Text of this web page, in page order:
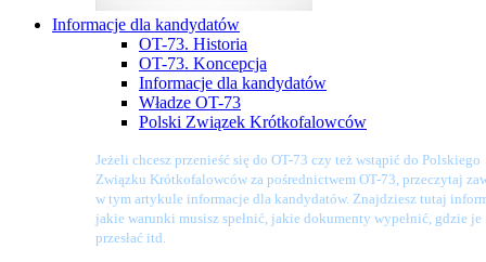
Informacje dla kandydatów
OT-73. Historia
OT-73. Koncepcja
Informacje dla kandydatów
Władze OT-73
Polski Związek Krótkofalowców
Jeżeli chcesz przenieść się do OT-73 czy też wstąpić do Polskiego
Związku Krótkofalowców za pośrednictwem OT-73, przeczytaj
w tym artykule informacje dla kandydatów. Znajdziesz tutaj
jakie warunki musisz spełnić, jakie dokumenty wypełnić, gdzie je
przesłać itd.